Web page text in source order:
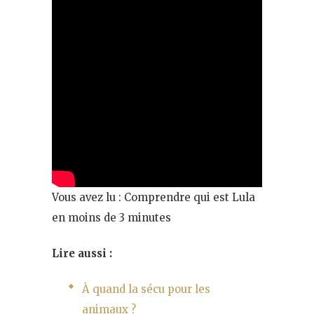
Vous avez lu : Comprendre qui est Lula
en moins de 3 minutes
Lire aussi :
À quand la sécu pour les
animaux ?